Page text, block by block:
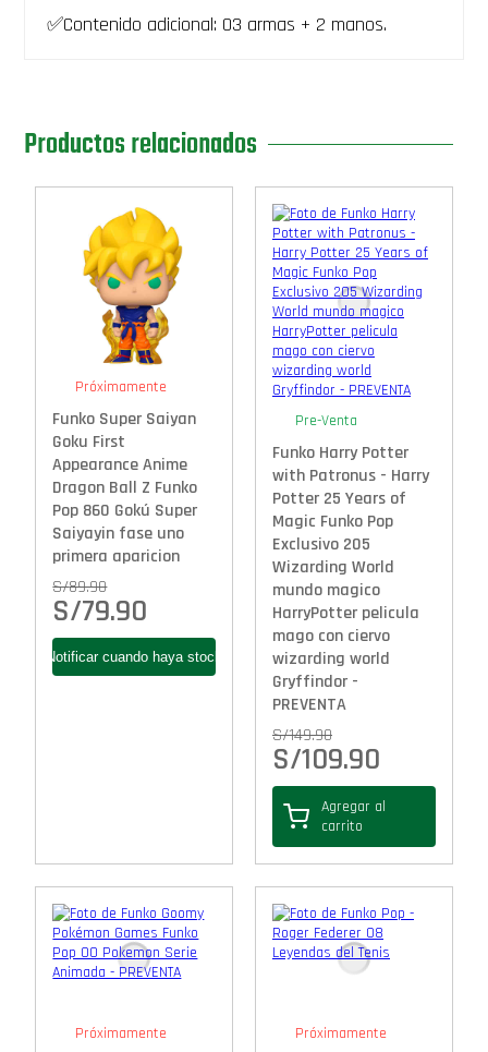
✅Contenido adicional: 03 armas + 2 manos.
Productos relacionados
Próximamente
Funko Super Saiyan
Goku First
Appearance Anime
Dragon Ball Z Funko
Pop 860 Gokú Super
Saiyayin fase uno
primera aparicion
S/89.90
S/79.90
Pre-Venta
Funko Harry Potter
with Patronus - Harry
Potter 25 Years of
Magic Funko Pop
Exclusivo 205
Wizarding World
mundo magico
HarryPotter pelicula
mago con ciervo
wizarding world
Gryffindor -
PREVENTA
S/149.90
S/109.90
Agregar al
carrito
Próximamente Próximamente